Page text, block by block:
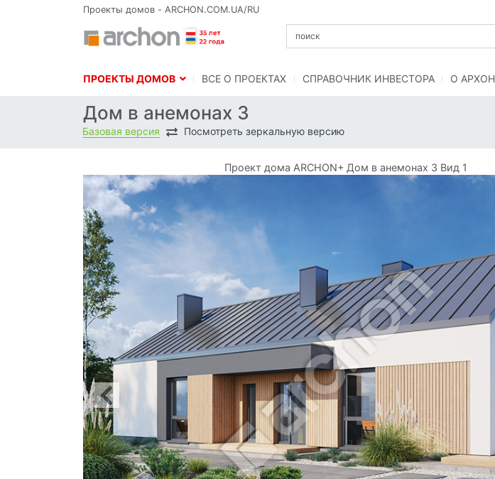
Проекты домов - ARCHON.COM.UA/RU
ПРОЕКТЫ ДОМОВ BСЕ О ПРОЕКТАХ СПРАВОЧНИК ИНВЕСТОРА O АРХОН
Дом в анемонах 3
Базовая версия Посмотреть зеркальную версию
Проект дома ARCHON+ Дом в анемонах 3 Вид 1